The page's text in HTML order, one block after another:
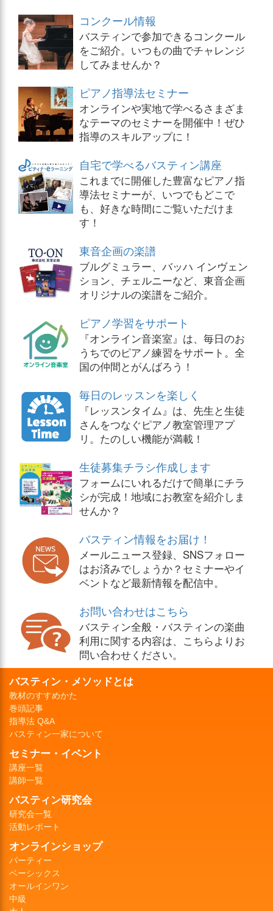
コンクール情報
バスティンで参加できるコンクール
をご紹介。いつもの曲でチャレンジ
してみませんか？
ピアノ指導法セミナー
オンラインや実地で学べるさまざま
なテーマのセミナーを開催中！ぜひ
指導のスキルアップに！
自宅で学べるバスティン講座
これまでに開催した豊富なピアノ指
導法セミナーが、いつでもどこで
も、好きな時間にご覧いただけま
す！
東音企画の楽譜
ブルグミュラー、バッハ インヴェン
ション、チェルニーなど、東音企画
オリジナルの楽譜をご紹介。
ピアノ学習をサポート
『オンライン音楽室』は、毎日のお
うちでのピアノ練習をサポート。全
国の仲間とがんばろう！
毎日のレッスンを楽しく
『レッスンタイム』は、先生と生徒
さんをつなぐピアノ教室管理アプ
リ。たのしい機能が満載！
生徒募集チラシ作成します
フォームにいれるだけで簡単にチラ
シが完成！地域にお教室を紹介しま
せんか？
バスティン情報をお届け！
メールニュース登録、SNSフォロー
はお済みでしょうか？セミナーやイ
ベントなど最新情報を配信中。
お問い合わせはこちら
バスティン全般・バスティンの楽曲
利用に関する内容は、こちらよりお
問い合わせください。
バスティン・メソッドとは
教材のすすめかた
巻頭記事
指導法 Q&A
バスティン一家について
セミナー・イベント
講座一覧
講師一覧
バスティン研究会
研究会一覧
活動レポート
オンラインショップ
パーティー
ベーシックス
オールインワン
中級